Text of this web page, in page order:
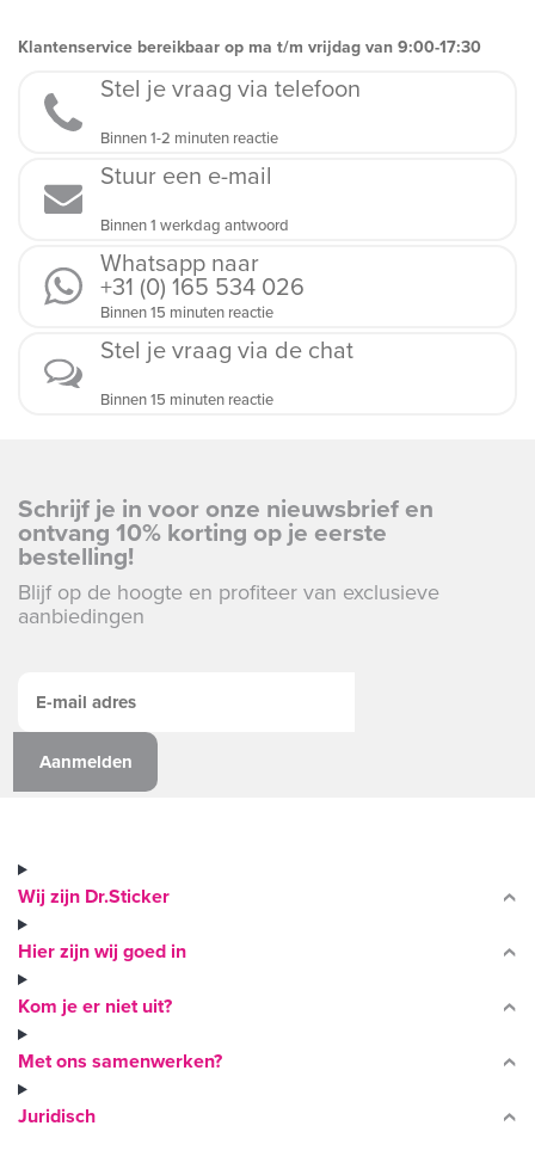
Klantenservice bereikbaar op ma t/m vrijdag van 9:00-17:30
Stel je vraag via telefoon
Binnen 1-2 minuten reactie
Stuur een e-mail
Binnen 1 werkdag antwoord
Whatsapp naar
+31 (0) 165 534 026
Binnen 15 minuten reactie
Stel je vraag via de chat
Binnen 15 minuten reactie
Schrijf je in voor onze nieuwsbrief en
ontvang 10% korting op je eerste
bestelling!
Blijf op de hoogte en profiteer van exclusieve
aanbiedingen
Wij zijn Dr.Sticker
Hier zijn wij goed in
Kom je er niet uit?
Met ons samenwerken?
Juridisch